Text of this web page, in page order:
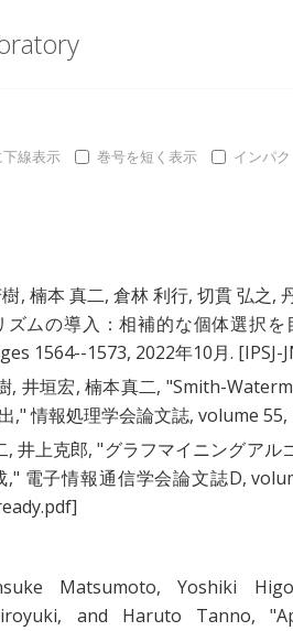
線表示 巻号を短く表示
インパ
, 楠本 真二, 倉林 利行, 切貫 弘之,
ムの導入：相補的な個体選択を
1564--1573, 2022年10月. [IPSJ-
, 井垣宏,楠本真二, "Smith-
," 情報処理学会論文誌, volume
, 井上克郎, "グラフマイニングアル
," 電子情報通信学会論文誌D,
Matsumoto,Yoshiki Higo
, and Haruto Tanno, "